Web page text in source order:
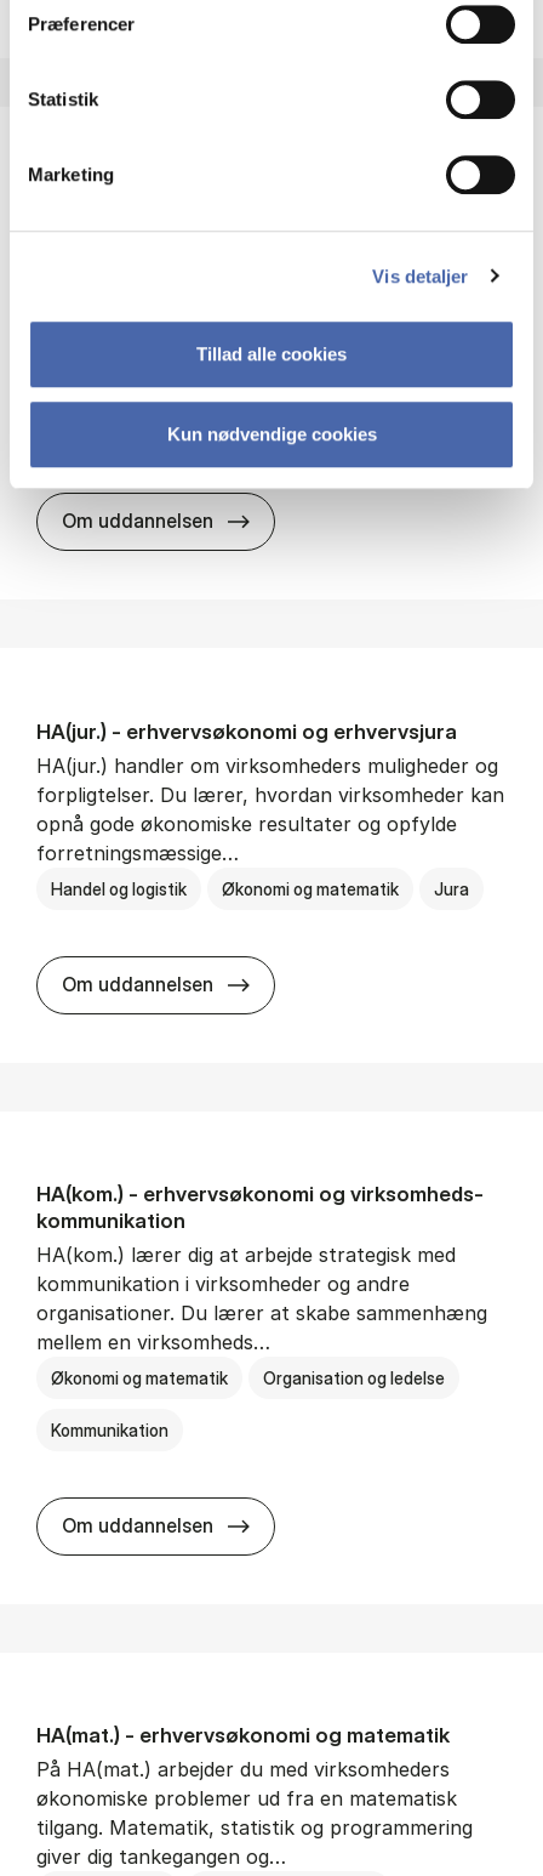
Præferencer
Statistik
Marketing
Vis detaljer
Tillad alle cookies
Kun nødvendige cookies
HA(it.) - erhvervs­økonomi og informations­
virksomheders muligheder og udfordringer inden
Organisation og ledelse
Om uddannelsen HA(it.) - erhvervs­økonomi og
HA(jur.) - erhvervs­økonomi og erhvervs­jura
HA(jur.) handler om virksomheders muligheder og
forpligtelser. Du lærer, hvordan virksomheder kan
opnå gode økonomiske resultater og opfylde
forretningsmæssige…
Handel og logistik Økonomi og matematik Jura
Om uddannelsen HA(jur.) - erhvervs­økonomi og
HA(kom.) - erhvervs­økonomi og virksomheds­
kommunikation
HA(kom.) lærer dig at arbejde strategisk med
kommunikation i virksomheder og andre
organisationer. Du lærer at skabe sammenhæng
mellem en virksomheds…
Økonomi og matematik Organisation og ledelse
Kommunikation
Om uddannelsen HA(kom.) - erhvervs­økonomi
HA(mat.) - erhvervs­økonomi og ma­te­ma­tik
På HA(mat.) arbejder du med virksomheders
økonomiske problemer ud fra en matematisk
tilgang. Matematik, statistik og programmering
giver dig tankegangen og…